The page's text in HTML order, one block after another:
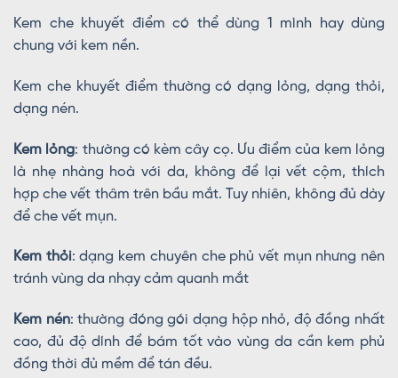
Kem che khuyết điểm có thể dùng 1 mình hay dùng
chung với kem nền.
Kem che khuyết điểm thường có dạng lỏng, dạng thỏi,
dạng nén.
Kem lỏng: thường có kèm cây cọ. Ưu điểm của kem lỏng
là nhẹ nhàng hoà với da, không để lại vết cộm, thích
hợp che vết thâm trên bầu mắt. Tuy nhiên, không đủ dày
để che vết mụn.
Kem thỏi: dạng kem chuyên che phủ vết mụn nhưng nên
tránh vùng da nhạy cảm quanh mắt
Kem nén: thường đóng gói dạng hộp nhỏ, độ đồng nhất
cao, đủ độ dính để bám tốt vào vùng da cần kem phủ
đồng thời đủ mềm để tán đều.